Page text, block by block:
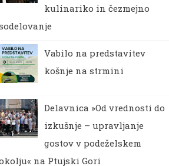
kulinariko in čezmejno
Vabilo na predstavitev
košnje na strmini
Delavnica »Od vrednosti do
izkušnje – upravljanje
gostov v podeželskem
na Ptujski Gori